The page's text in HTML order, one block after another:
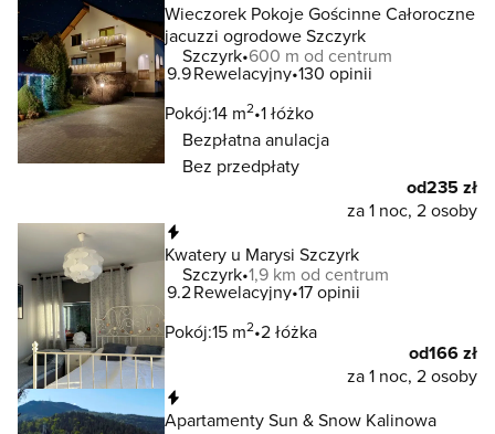
Wieczorek Pokoje Gościnne Całoroczne
jacuzzi ogrodowe Szczyrk
Szczyrk 600 m od centrum
9.9Rewelacyjny 130 opinii
Pokój:14 m2 1 łóżko
Bezpłatna anulacja
Bez przedpłaty
od235 zł
za 1 noc, 2 osoby
Kwatery u Marysi Szczyrk
Szczyrk 1,9 km od centrum
9.2Rewelacyjny 17 opinii
Pokój:15 m2 2 łóżka
od166 zł
za 1 noc, 2 osoby
Apartamenty Sun & Snow Kalinowa